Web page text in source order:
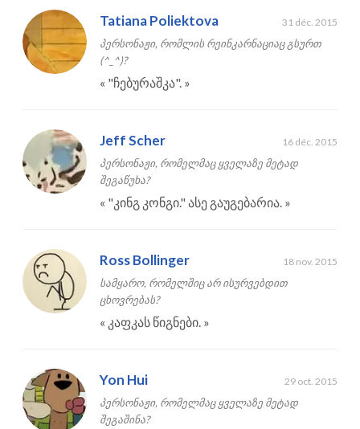
Tatiana Poliektova 31 déc. 2015
პერსონაჟი, რომლის რეინკარნაციაც გსურთ
(^_^)?
« "ჩებურაშკა". »
Jeff Scher 16 déc. 2015
პერსონაჟი, რომელმაც ყველაზე მეტად
შეგაწუხა?
« "კინგ კონგი." ასე გაუგებარია. »
Ross Bollinger 18 nov. 2015
სამყარო, რომელშიც არ ისურვებდით
ცხოვრებას?
« კაფკას წიგნები. »
Yon Hui 29 oct. 2015
პერსონაჟი, რომელმაც ყველაზე მეტად
შეგაშინა?